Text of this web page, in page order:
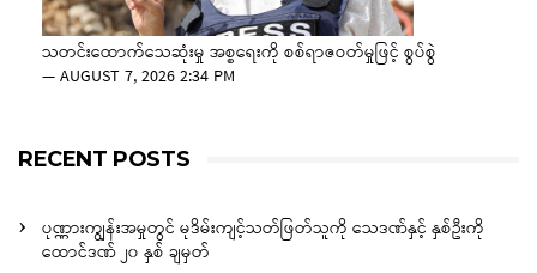
သတင်းထောက်သေဆုံးမှု အစ္စရေးကို စစ်ရာဇဝတ်မှုဖြင့် စွပ်စွဲ
—AUGUST 7, 2026 2:34 PM
RECENT POSTS
ပုဏ္ဏားကျွန်းအမှုတွင် မုဒိမ်းကျင့်သတ်ဖြတ်သူကို သေဒဏ်နှင့် နှစ်ဦးကို
ထောင်ဒဏ် ၂၀ နှစ် ချမှတ်